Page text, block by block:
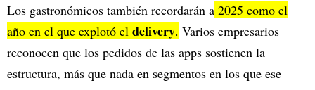
Los gastronómicos también recordarán a 2025 como el
año en el que explotó el delivery. Varios empresarios
reconocen que los pedidos de las apps sostienen la
estructura, más que nada en segmentos en los que ese